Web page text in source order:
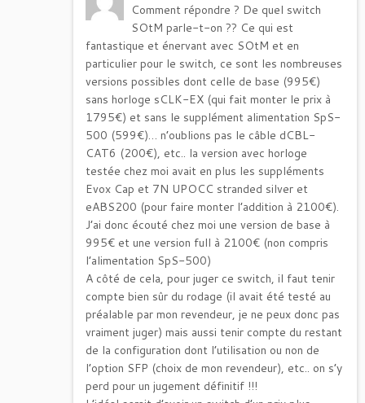
Comment répondre ? De quel switch
SOtM parle-t-on ?? Ce qui est
fantastique et énervant avec SOtM et en
particulier pour le switch, ce sont les nombreuses
versions possibles dont celle de base (995€)
sans horloge sCLK-EX (qui fait monter le prix à
1795€) et sans le supplément alimentation SpS-
500 (599€)… n’oublions pas le câble dCBL-
CAT6 (200€), etc.. la version avec horloge
testée chez moi avait en plus les suppléments
Evox Cap et 7N UPOCC stranded silver et
eABS200 (pour faire monter l’addition à 2100€).
J’ai donc écouté chez moi une version de base à
995€ et une version full à 2100€ (non compris
l’alimentation SpS-500)
A côté de cela, pour juger ce switch, il faut tenir
compte bien sûr du rodage (il avait été testé au
préalable par mon revendeur, je ne peux donc pas
vraiment juger) mais aussi tenir compte du restant
de la configuration dont l’utilisation ou non de
l’option SFP (choix de mon revendeur), etc.. on s’y
perd pour un jugement définitif !!!